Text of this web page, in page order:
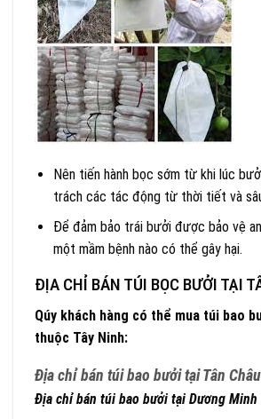
Nên tiến hành bọc sớm từ khi lúc
trách các tác động từ thời tiết và
Để đảm bảo trái bưởi được bảo vệ
một mầm bệnh nào có thể gây hại.
ĐỊA CHỈ BÁN TÚI BỌC BƯỞI TẠI
Qúy khách hàng có thể mua túi bao
thuộc Tây Ninh:
Địa chỉ bán túi bao bưởi tại Tân Châu
Địa chỉ bán túi bao bưởi tại Dương Minh